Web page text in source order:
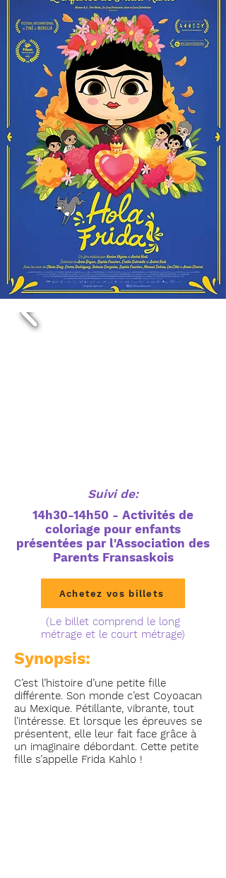
Suivi de:
14h30-14h50 - Activités de
coloriage pour enfants
présentées par l'Association des
Parents Fransaskois
Achetez vos billets
(Le billet comprend le long
métrage et le court métrage)
Synopsis:
C’est l’histoire d’une petite fille
différente. Son monde c’est Coyoacan
au Mexique. Pétillante, vibrante, tout
l’intéresse. Et lorsque les épreuves se
présentent, elle leur fait face grâce à
un imaginaire débordant. Cette petite
fille s’appelle Frida Kahlo !